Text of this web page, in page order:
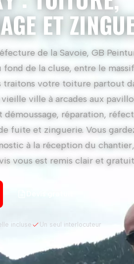
ET
de la Savoie, GB
de la cluse, entre le
traitons votre toiture partout
ville à arcades aux
démoussage, réparation,
fuite et zinguerie. Vous
à la réception du
vous est remis clair et
incluse Un seul interlocuteur